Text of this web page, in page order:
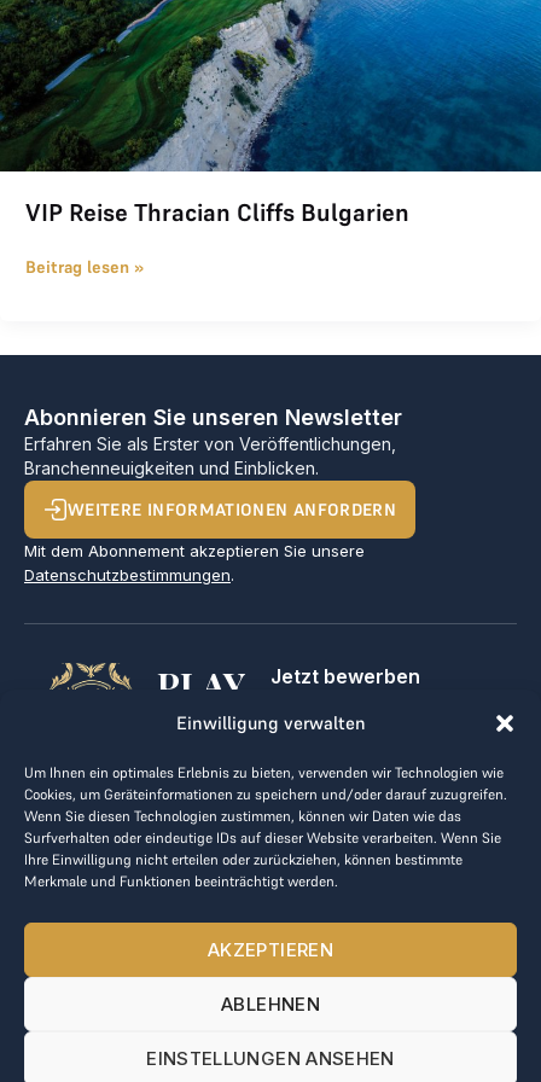
Einwilligung verwalten
Um Ihnen ein optimales Erlebnis zu bieten, verwenden wir Technologien wie
Cookies, um Geräteinformationen zu speichern und/oder darauf zuzugreifen.
Wenn Sie diesen Technologien zustimmen, können wir Daten wie das
Surfverhalten oder eindeutige IDs auf dieser Website verarbeiten. Wenn Sie
Ihre Einwilligung nicht erteilen oder zurückziehen, können bestimmte
Merkmale und Funktionen beeinträchtigt werden.
AKZEPTIEREN
ABLEHNEN
EINSTELLUNGEN ANSEHEN
VIP Reise Thracian Cliffs Bulgarien
Beitrag lesen »
Abonnieren Sie unseren Newsletter
Erfahren Sie als Erster von Veröffentlichungen,
Branchenneuigkeiten und Einblicken.
WEITERE INFORMATIONEN ANFORDERN
Mit dem Abonnement akzeptieren Sie unsere
Datenschutzbestimmungen.
PLAY
GOLF,
MAKE
BUSINESS
Jetzt bewerben
Kontakt
AGB
Datenrichtlinie
kontakt@the-loge.com
Unser freundliches Team hilft Ihnen gerne weiter.
Mo-Fr von 8:00 bis 17:00 Uhr.
© 2025 The LOGE. Alle Rechte vorbehalten.